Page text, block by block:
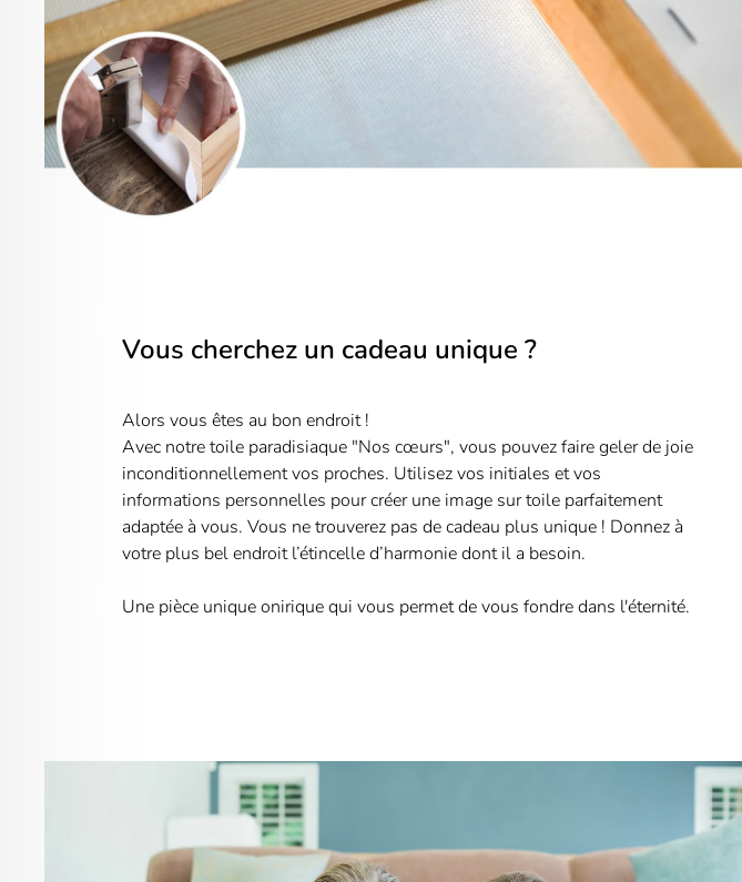
Vous cherchez un cadeau unique ?
Alors vous êtes au bon endroit !
Avec notre toile paradisiaque "Nos cœurs", vous pouvez faire geler de joie
inconditionnellement vos proches. Utilisez vos initiales et vos
informations personnelles pour créer une image sur toile parfaitement
adaptée à vous. Vous ne trouverez pas de cadeau plus unique ! Donnez à
votre plus bel endroit l’étincelle d’harmonie dont il a besoin.
Une pièce unique onirique qui vous permet de vous fondre dans l'éternité.